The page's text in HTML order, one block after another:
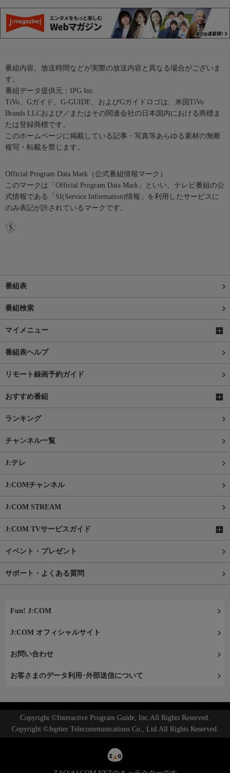
番組内容、放送時間などが実際の放送内容と異なる場合がございま
す。
番組データ提供元：IPG Inc.
TiVo、Gガイド、G-GUIDE、およびGガイドロゴは、米国TiVo
Brands LLCおよび／またはその関連会社の日本国内における商標ま
たは登録商標です。
このホームページに掲載している記事・写真等あらゆる素材の無断
複写・転載を禁じます。
Official Program Data Mark（公式番組情報マーク）
このマークは「Official Program Data Mark」といい、テレビ番組の公
式情報である「SI(Service Information)情報」を利用したサービスに
のみ表記が許されているマークです。
番組表
番組検索
マイメニュー
番組表ヘルプ
リモート録画予約ガイド
おすすめ番組
ランキング
チャンネル一覧
J:テレ
J:COMチャンネル
J:COM STREAM
J:COM TVサービスガイド
イベント・プレゼント
サポート・よくある質問
Fun! J:COM
J:COM オフィシャルサイト
お問い合わせ
お客さまのデータ利用･外部送信について
Copyright ©Interactive Program Guide, Inc.All Rights Reserved.
Copyright ©Jupiter Telecommunications Co., Ltd.All Rights Reserved.